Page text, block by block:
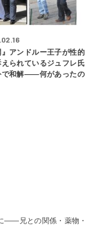
』アンドルー王子が性的
られているジュフレ氏
で和解――何があったの
――兄との関係・薬物・